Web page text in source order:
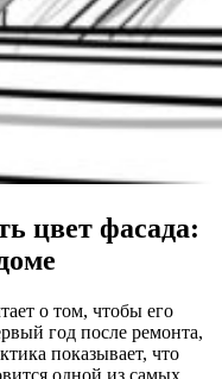
цвет фасада:
о том, чтобы его
год после ремонта,
показывает, что
одной из самых